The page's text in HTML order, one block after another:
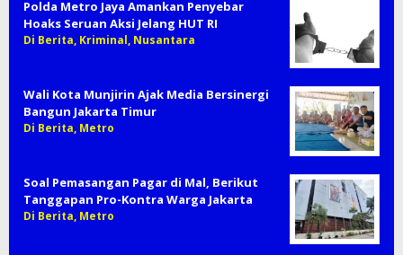
Polda Metro Jaya Amankan Penyebar
Hoaks Seruan Aksi Jelang HUT RI
Di Berita, Kriminal, Nusantara
Wali Kota Munjirin Ajak Media Bersinergi
Bangun Jakarta Timur
Di Berita, Metro
Soal Pemasangan Pagar di Mal, Berikut
Tanggapan Pro-Kontra Warga Jakarta
Di Berita, Metro